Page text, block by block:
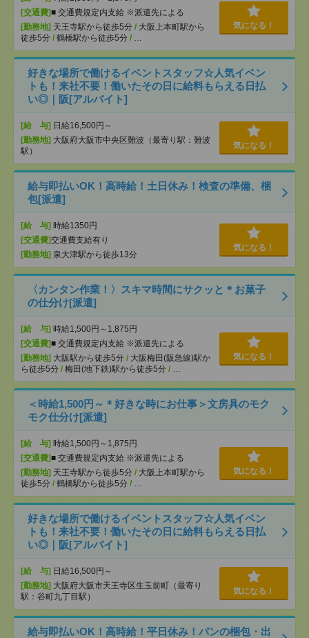
[交通費]■ 交通費規定内支給 ※派遣先による
[勤務地] 天王寺駅から徒歩5分 / 大阪上本町駅から
徒歩5分 / 鶴橋駅から徒歩5分 / …
気になる！
好きな場所で働けるイベントスタッフ☆人気イベン
トも！来社不要！働いたその日に給料もらえる日払
い◎｜阪[アルバイト]
[給 与] 日給16,500円～
[勤務地] 大阪府大阪市中央区難波（最寄り駅：難波
駅）
気になる！
給与即払いOK！高時給！土日休み！検査の準備、梱
包[派遣]
[給 与] 時給1350円
[交通費]交通費支給有り
[勤務地] 泉大津駅から徒歩13分
気になる！
〈カンタン作業！〉スキマ時間にサクッと＊お菓子
の仕分け[派遣]
[給 与] 時給1,500円～1,875円
[交通費]■ 交通費規定内支給 ※派遣先による
[勤務地] 大阪駅から徒歩5分 / 大阪梅田(阪急線)駅か
ら徒歩5分 / 梅田(地下鉄)駅から徒歩5分 / …
気になる！
＜時給1,500円～＊好きな時にお仕事＞文房具のモク
モク仕分け[派遣]
[給 与] 時給1,500円～1,875円
[交通費]■ 交通費規定内支給 ※派遣先による
[勤務地] 天王寺駅から徒歩5分 / 大阪上本町駅から
徒歩5分 / 鶴橋駅から徒歩5分 / …
気になる！
好きな場所で働けるイベントスタッフ☆人気イベン
トも！来社不要！働いたその日に給料もらえる日払
い◎｜阪[アルバイト]
[給 与] 日給16,500円～
[勤務地] 大阪府大阪市天王寺区生玉前町（最寄り
駅：谷町九丁目駅）
気になる！
給与即払いOK！高時給！平日休み！パンの梱包・出